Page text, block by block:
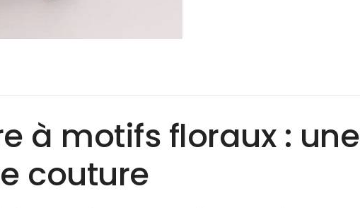
à motifs floraux : une
couture